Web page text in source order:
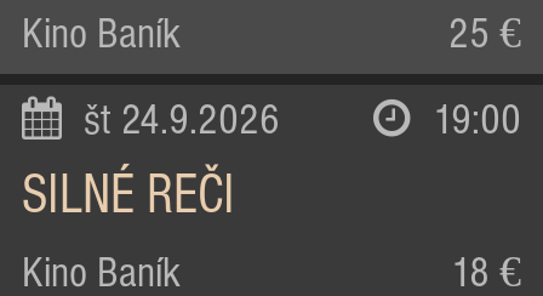
Kino Baník 25 €
št 24.9.2026 19:00
SILNÉ REČI
Kino Baník 18 €